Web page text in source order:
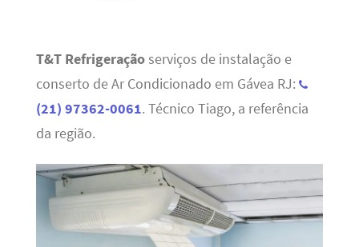
T&T Refrigeraçãoserviços de instalação e
conserto de Ar Condicionado em Gávea RJ:
(21) 97362-0061. Técnico Tiago, a referência
da região.